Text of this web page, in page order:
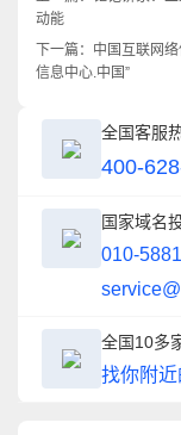
动能
下一篇： 中国互联网
信息中心.中国”
全国客服
400-
国家域名
010-
全国10多
找你附近